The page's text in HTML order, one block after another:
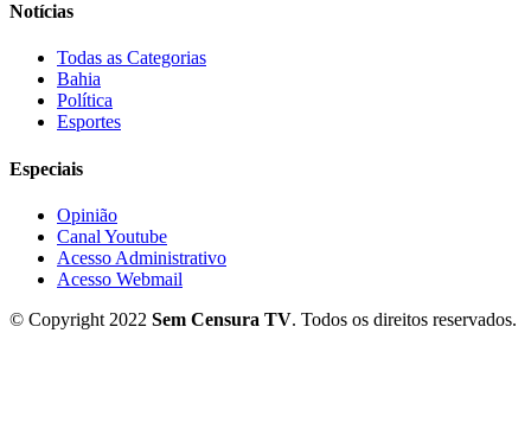
Notícias
Todas as Categorias
Bahia
Política
Esportes
Especiais
Opinião
Canal Youtube
Acesso Administrativo
Acesso Webmail
© Copyright 2022 Sem Censura TV. Todos os direitos reservados.